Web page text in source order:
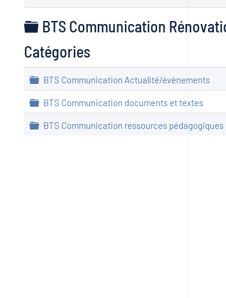
Dossier
BTS Communication
Catégories
Dossier
BTS Communication Actualité/évènements
Dossier
BTS Communication documents et textes
Dossier
BTS Communication ressources pédagogiques